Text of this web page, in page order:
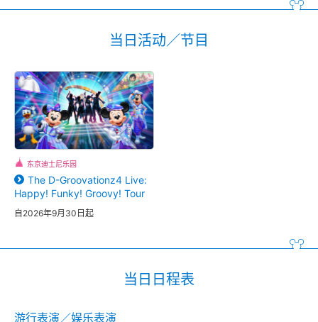
当日活动／节目
东京迪士尼乐园
The D-Groovationz4 Live:
Happy! Funky! Groovy! Tour
自2026年9月30日起
当日日程表
游行表演／娱乐表演